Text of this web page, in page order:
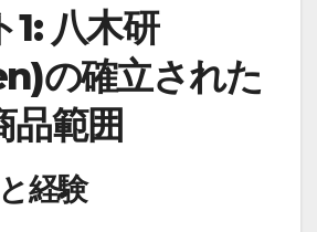
1: 八木研
の確立された
品範囲
経験